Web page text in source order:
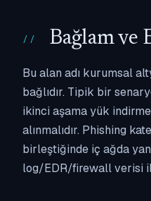
Bağlam
Bu alan adı kurumsal
bağlıdır. Tipik bir
ikinci aşama yük
alınmalıdır. Phishing
birleştiğinde iç ağda
log/EDR/firewall verisi